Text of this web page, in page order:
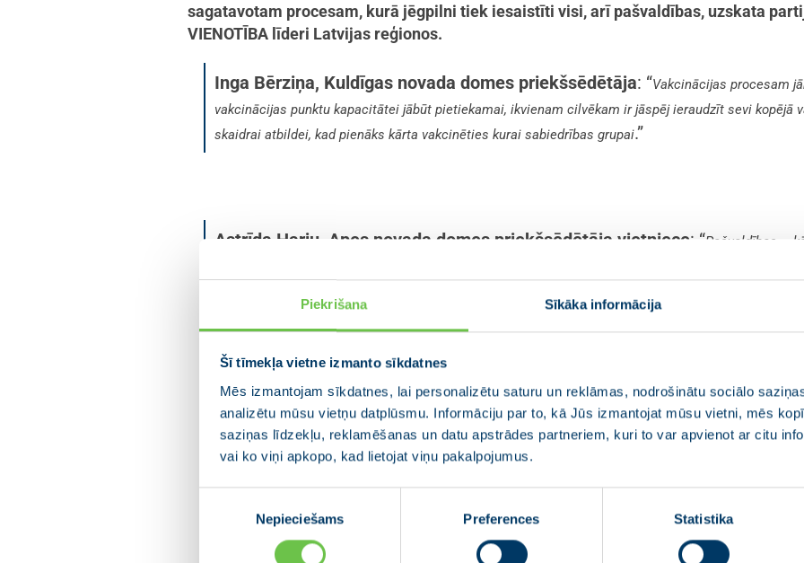
Piekrišana Sīkāka informācija
Šī tīmekļa vietne izmanto sīkdatnes
Mēs izmantojam sīkdatnes, lai personalizētu saturu un reklāmas, nodrošinātu sociālo
analizētu mūsu vietņu datplūsmu. Informāciju par to, kā Jūs izmantojat mūsu vietni, mēs
saziņas līdzekļu, reklamēšanas un datu apstrādes partneriem, kuri to var apvienot ar citu
vai ko viņi apkopo, kad lietojat viņu pakalpojumus.
Nepieciešams Preferences Statistika
sagatavotam procesam, kurā jēgpilni tiek iesaistīti visi, arī pašvaldības, uzskata
VIENOTĪBA līderi Latvijas reģionos.
Inga Bērziņa, Kuldīgas novada domes priekšsēdētāja: “Vakcinācijas procesam
vakcinācijas punktu kapacitātei jābūt pietiekamai, ikvienam cilvēkam ir jāspēj ieraudzīt sevi kopējā
skaidrai atbildei, kad pienāks kārta vakcinēties kurai sabiedrības grupai.”
Astrīda Harju, Apes novada domes priekšsēdētāja vietniece: “Pašvaldības –
Raimonds Čudars, Salaspils novada domes priekšsēdētājs: “Mēs Latvijā
dēvēto pūļa imunitāti, kas prasa pilnīgi cita līmeņa plānošanu vakcinācijas procesam – pašvaldības
pozīcijām es neredzu konkrētu rīcības plānu un struktūru, kā vakcinācijas process vienmērīgi tiks
iedzīvotāju blīvumu, gan sociāldemogrāfiskos aspektus